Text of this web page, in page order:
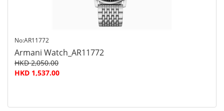
No:AR11772
Armani Watch_AR11772
HKD 2,050.00
HKD 1,537.00